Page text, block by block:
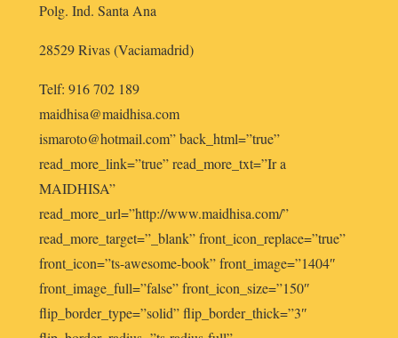
Polg. Ind. Santa Ana
28529 Rivas (Vaciamadrid)
Telf: 916 702 189
maidhisa@maidhisa.com
ismaroto@hotmail.com” back_html=”true”
read_more_link=”true” read_more_txt=”Ir a
MAIDHISA”
read_more_url=”http://www.maidhisa.com/”
read_more_target=”_blank” front_icon_replace=”true”
front_icon=”ts-awesome-book” front_image=”1404″
front_image_full=”false” front_icon_size=”150″
flip_border_type=”solid” flip_border_thick=”3″